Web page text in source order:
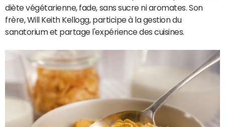
diète végétarienne, fade, sans sucre ni aromates. Son
frère, Will Keith Kellogg, participe à la gestion du
sanatorium et partage l'expérience des cuisines.